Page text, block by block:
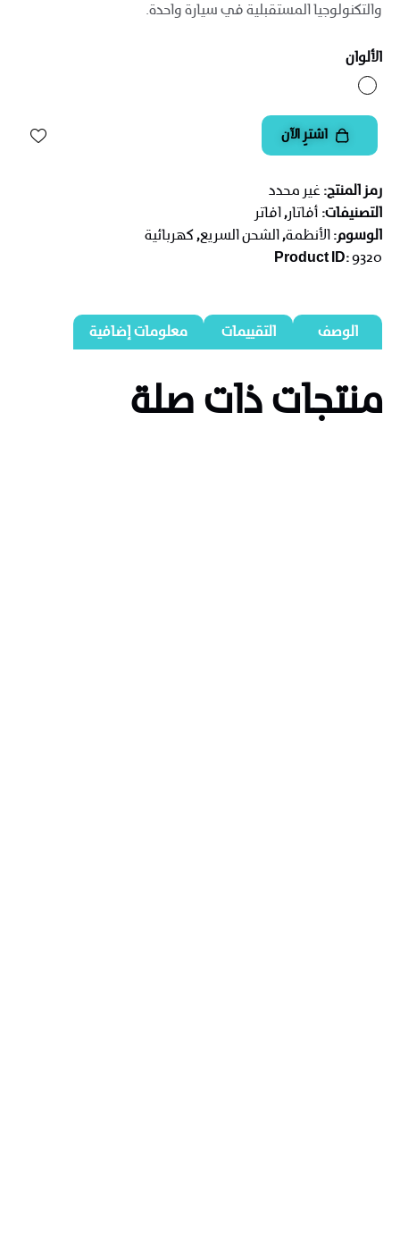
والتكنولوجيا المستقبلية في سيارة واحدة.
الألوان
اشترِ الآن
رمز المنتج:غير محدد
التصنيفات:أفاتار,افاتر
الوسوم:الأنظمة,الشحن السريع,كهربائية
Product ID:9320
الوصف التقييمات معلومات إضافية
منتجات ذات صلة